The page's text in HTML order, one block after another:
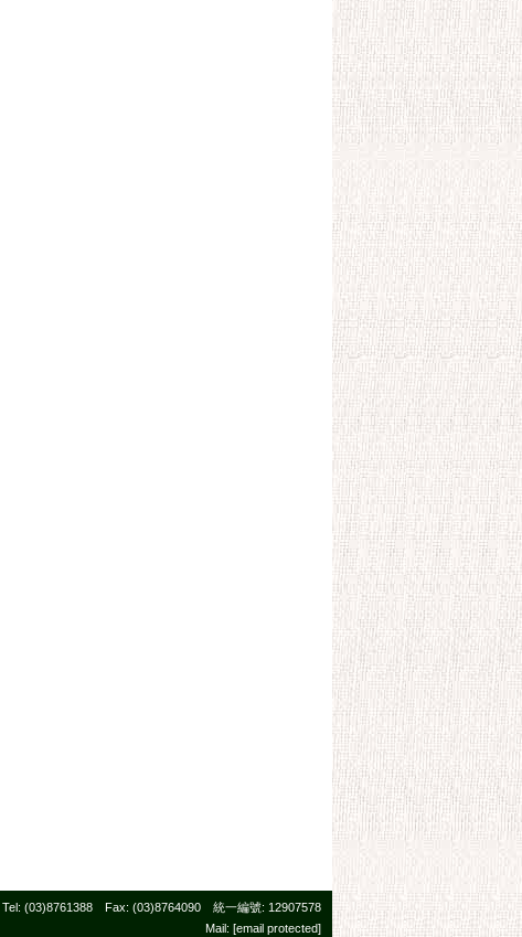
(03)8761388 Fax: (03)8764090 統一編號: 12907578
Mail: [email protected]